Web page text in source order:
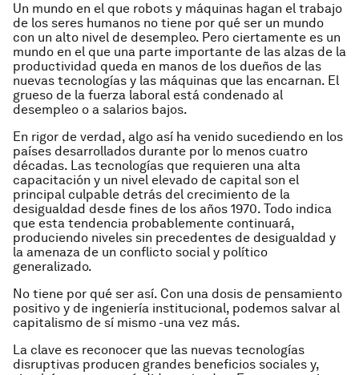
Un mundo en el que robots y máquinas hagan el trabajo
de los seres humanos no tiene por qué ser un mundo
con un alto nivel de desempleo. Pero ciertamente es un
mundo en el que una parte importante de las alzas de la
productividad queda en manos de los dueños de las
nuevas tecnologías y las máquinas que las encarnan. El
grueso de la fuerza laboral está condenado al
desempleo o a salarios bajos.
En rigor de verdad, algo así ha venido sucediendo en los
países desarrollados durante por lo menos cuatro
décadas. Las tecnologías que requieren una alta
capacitación y un nivel elevado de capital son el
principal culpable detrás del crecimiento de la
desigualdad desde fines de los años 1970. Todo indica
que esta tendencia probablemente continuará,
produciendo niveles sin precedentes de desigualdad y
la amenaza de un conflicto social y político
generalizado.
No tiene por qué ser así. Con una dosis de pensamiento
positivo y de ingeniería institucional, podemos salvar al
capitalismo de sí mismo -una vez más.
La clave es reconocer que las nuevas tecnologías
disruptivas producen grandes beneficios sociales y,